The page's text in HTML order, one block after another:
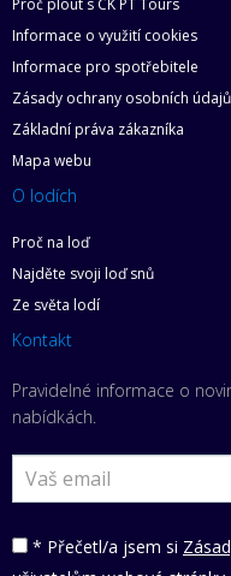
Proč plout s CK PT Tours
Informace o využití cookies
Informace pro spotřebitele
Zásady ochrany osobních údajů
Základní práva zákazníka
Mapa webu
O lodích
Proč na loď
Najděte svoji loď snů
Ze světa lodí
Kontakt
Pravidelné informace o
nabídkách.
* Přečetl/a jsem si